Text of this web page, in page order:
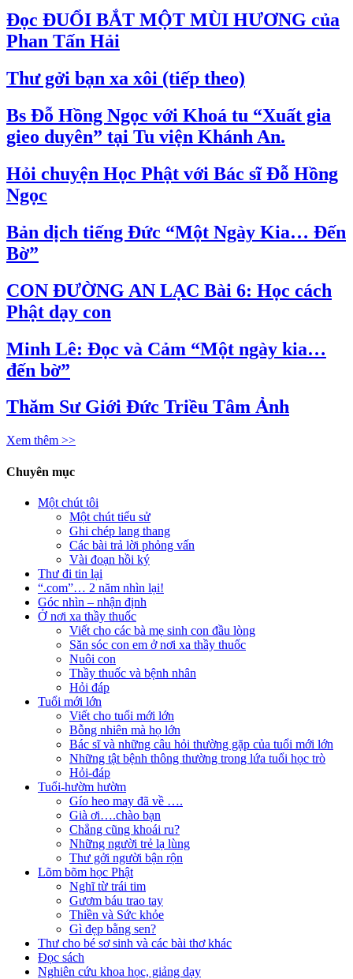
Đọc ĐUỔI BẮT MỘT MÙI HƯƠNG của
Phan Tấn Hải
Thư gởi bạn xa xôi (tiếp theo)
Bs Đỗ Hồng Ngọc với Khoá tu “Xuất gia
gieo duyên” tại Tu viện Khánh An.
Hỏi chuyện Học Phật với Bác sĩ Đỗ Hồng
Ngọc
Bản dịch tiếng Đức “Một Ngày Kia… Đến
Bờ”
CON ĐƯỜNG AN LẠC Bài 6: Học cách
Phật dạy con
Minh Lê: Đọc và Cảm “Một ngày kia…
đến bờ”
Thăm Sư Giới Đức Triều Tâm Ảnh
Xem thêm >>
Chuyên mục
Một chút tôi
Một chút tiểu sử
Ghi chép lang thang
Các bài trả lời phỏng vấn
Vài đoạn hồi ký
Thư đi tin lại
“.com”… 2 năm nhìn lại!
Góc nhìn – nhận định
Ở nơi xa thầy thuốc
Viết cho các bà mẹ sinh con đầu lòng
Săn sóc con em ở nơi xa thầy thuốc
Nuôi con
Thầy thuốc và bệnh nhân
Hỏi đáp
Tuổi mới lớn
Viết cho tuổi mới lớn
Bỗng nhiên mà họ lớn
Bác sĩ và những câu hỏi thường gặp của tuổi mới lớn
Những tật bệnh thông thường trong lứa tuổi học trò
Hỏi-đáp
Tuổi-hườm hườm
Gío heo may đã về ….
Già ơi….chào bạn
Chẳng cũng khoái ru?
Những người trẻ lạ lùng
Thư gởi người bận rộn
Lõm bõm học Phật
Nghĩ từ trái tim
Gươm báu trao tay
Thiền và Sức khỏe
Gì đẹp bằng sen?
Thư cho bé sơ sinh và các bài thơ khác
Đọc sách
Nghiên cứu khoa học, giảng dạy